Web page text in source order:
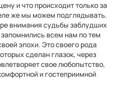
и что происходит только за
же мы можем подглядывать.
внимания судьбы заблудших
всем нам по тем
эпохи. Это своего рода
сделан глазок, через
свое любопытство,
и гостеприимной